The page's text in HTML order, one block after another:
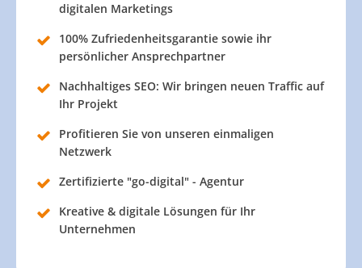
digitalen Marketings
100% Zufriedenheitsgarantie sowie ihr
persönlicher Ansprechpartner
Nachhaltiges SEO: Wir bringen neuen Traffic auf
Ihr Projekt
Profitieren Sie von unseren einmaligen
Netzwerk
Zertifizierte "go-digital" - Agentur
Kreative & digitale Lösungen für Ihr
Unternehmen